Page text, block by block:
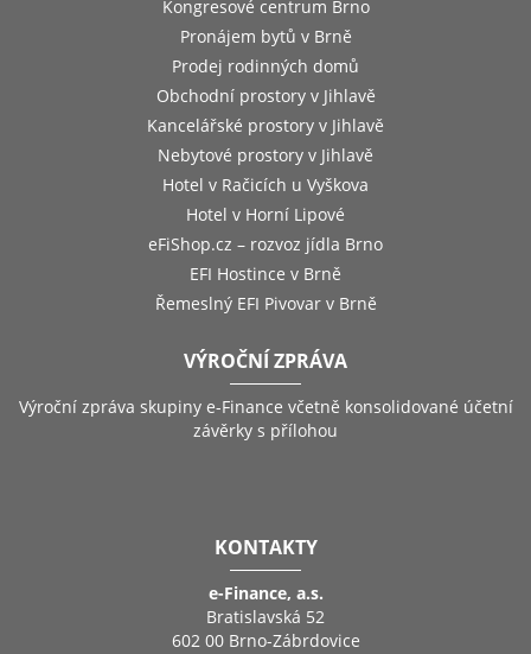
Kongresové centrum Brno
Pronájem bytů v Brně
Prodej rodinných domů
Obchodní prostory v Jihlavě
Kancelářské prostory v Jihlavě
Nebytové prostory v Jihlavě
Hotel v Račicích u Vyškova
Hotel v Horní Lipové
eFiShop.cz – rozvoz jídla Brno
EFI Hostince v Brně
Řemeslný EFI Pivovar v Brně
VÝROČNÍ ZPRÁVA
Výroční zpráva skupiny e-Finance včetně konsolidované účetní
závěrky s přílohou
KONTAKTY
e-Finance, a.s.
Bratislavská 52
602 00 Brno-Zábrdovice